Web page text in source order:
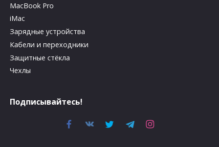
MacBook Pro
iMac
Зарядные устройства
Кабели и переходники
Защитные стёкла
Чехлы
Подписывайтесь!